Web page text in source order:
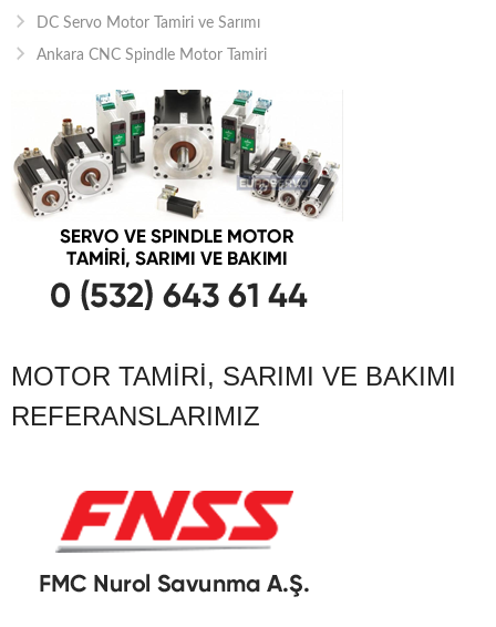
DC Servo Motor Tamiri ve Sarımı
Ankara CNC Spindle Motor Tamiri
MOTOR TAMIRI, SARIMI VE BAKIMI
REFERANSLARIMIZ